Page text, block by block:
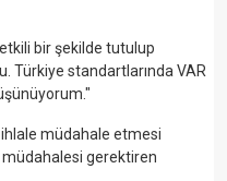
bir şekilde tutulup
Türkiye standartlarında VAR
ihlale müdahale etmesi
gerektiren